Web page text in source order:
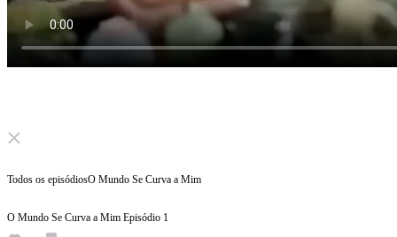
Click to unmute
Todos os episódiosO Mundo Se Curva a Mim
O Mundo Se Curva a Mim Episódio 1